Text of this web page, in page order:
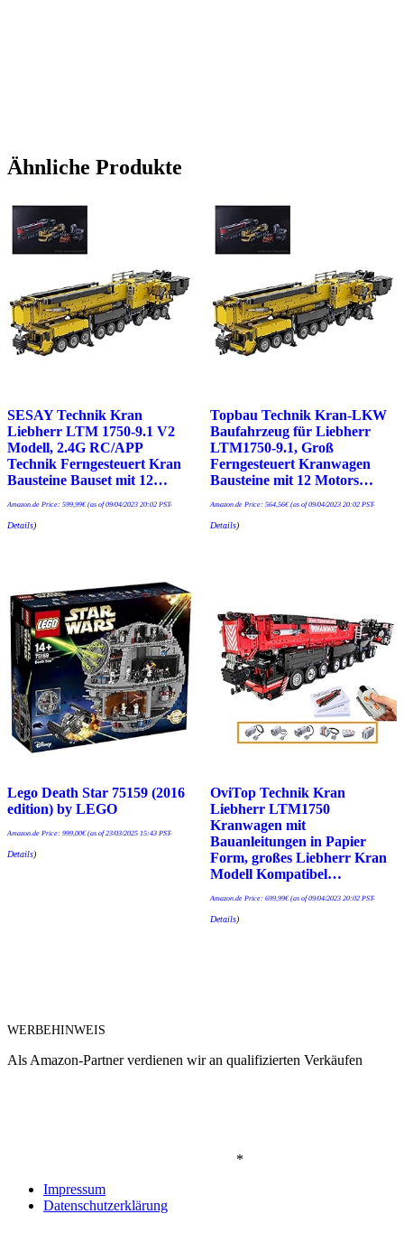
Ähnliche Produkte
SESAY Technik Kran
Liebherr LTM 1750-9.1 V2
Modell, 2.4G RC/APP
Technik Ferngesteuert Kran
Bausteine Bauset mit 12…
Amazon.de Price: 599,99€(as of 09/04/2023 20:02 PST-
Details)
Topbau Technik Kran-LKW
Baufahrzeug für Liebherr
LTM1750-9.1, Groß
Ferngesteuert Kranwagen
Bausteine mit 12 Motors…
Amazon.de Price: 564,56€(as of 09/04/2023 20:02 PST-
Details)
Lego Death Star 75159 (2016
edition) by LEGO
Amazon.de Price: 999,00€(as of 23/03/2025 15:43 PST-
Details)
OviTop Technik Kran
Liebherr LTM1750
Kranwagen mit
Bauanleitungen in Papier
Form, großes Liebherr Kran
Modell Kompatibel…
Amazon.de Price: 699,99€(as of 09/04/2023 20:02 PST-
Details)
WERBEHINWEIS
Als Amazon-Partner verdienen wir an qualifizierten Verkäufen
*
Impressum
Datenschutzerklärung